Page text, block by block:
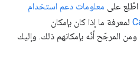
اطّلِع على معلومات دعم استخدام
لمعرفة ما إذا كان بإمكان
المرجّح أنّه بإمكانهم ذلك. وإليك